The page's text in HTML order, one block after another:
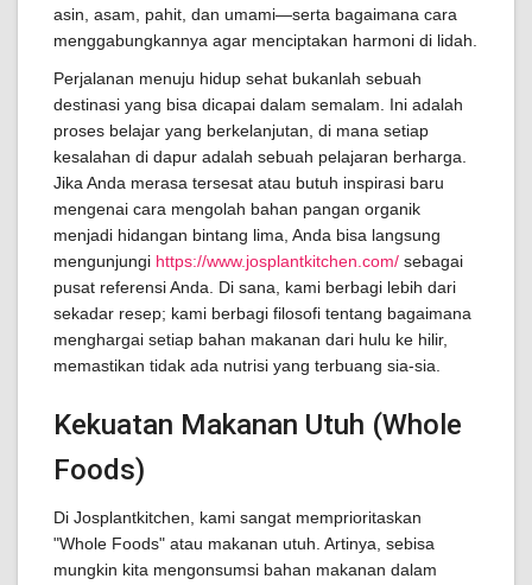
asin, asam, pahit, dan umami—serta bagaimana cara
menggabungkannya agar menciptakan harmoni di lidah.
Perjalanan menuju hidup sehat bukanlah sebuah
destinasi yang bisa dicapai dalam semalam. Ini adalah
proses belajar yang berkelanjutan, di mana setiap
kesalahan di dapur adalah sebuah pelajaran berharga.
Jika Anda merasa tersesat atau butuh inspirasi baru
mengenai cara mengolah bahan pangan organik
menjadi hidangan bintang lima, Anda bisa langsung
mengunjungi https://www.josplantkitchen.com/ sebagai
pusat referensi Anda. Di sana, kami berbagi lebih dari
sekadar resep; kami berbagi filosofi tentang bagaimana
menghargai setiap bahan makanan dari hulu ke hilir,
memastikan tidak ada nutrisi yang terbuang sia-sia.
Kekuatan Makanan Utuh (Whole
Foods)
Di Josplantkitchen, kami sangat memprioritaskan
"Whole Foods" atau makanan utuh. Artinya, sebisa
mungkin kita mengonsumsi bahan makanan dalam